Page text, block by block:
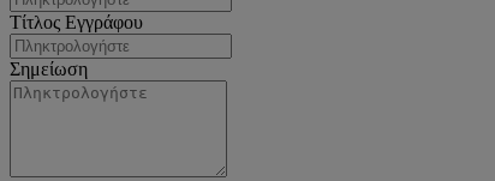
Τίτλος Εγγράφου
Σημείωση